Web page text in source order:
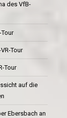
des VfB-
Tour
Tour
auf die
Ebersbach an